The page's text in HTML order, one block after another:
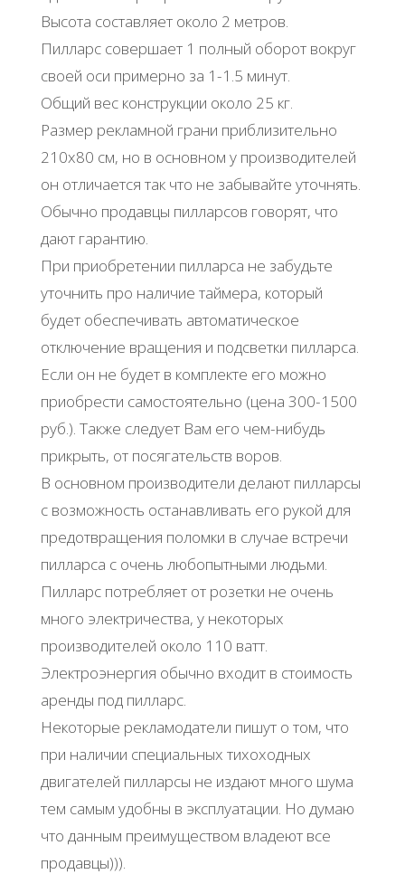
Высота составляет около 2 метров.
Пилларс совершает 1 полный оборот вокруг
своей оси примерно за 1-1.5 минут.
Общий вес конструкции около 25 кг.
Размер рекламной грани приблизительно
210х80 см, но в основном у производителей
он отличается так что не забывайте уточнять.
Обычно продавцы пилларсов говорят, что
дают гарантию.
При приобретении пилларса не забудьте
уточнить про наличие таймера, который
будет обеспечивать автоматическое
отключение вращения и подсветки пилларса.
Если он не будет в комплекте его можно
приобрести самостоятельно (цена 300-1500
руб.). Также следует Вам его чем-нибудь
прикрыть, от посягательств воров.
В основном производители делают пилларсы
с возможность останавливать его рукой для
предотвращения поломки в случае встречи
пилларса с очень любопытными людьми.
Пилларс потребляет от розетки не очень
много электричества, у некоторых
производителей около 110 ватт.
Электроэнергия обычно входит в стоимость
аренды под пилларс.
Некоторые рекламодатели пишут о том, что
при наличии специальных тихоходных
двигателей пилларсы не издают много шума
тем самым удобны в эксплуатации. Но думаю
что данным преимуществом владеют все
продавцы))).